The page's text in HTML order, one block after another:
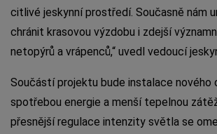
citlivé jeskynní prostředí. Současně nám
chránit krasovou výzdobu i zdejší
netopýrů a vrápenců,“ uvedl vedoucí
Součástí projektu bude instalace nového
spotřebou energie a menší tepelnou
přesnější regulace intenzity světla se